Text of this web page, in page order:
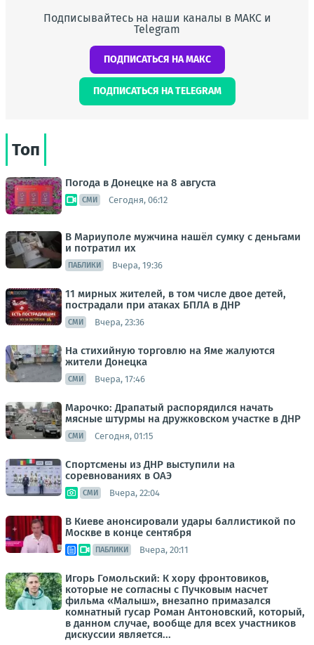
Подписывайтесь на наши каналы в МАКС и
Telegram
ПОДПИСАТЬСЯ НА МАКС
ПОДПИСАТЬСЯ НА TELEGRAM
Топ
Погода в Донецке на 8 августа
СМИ Сегодня, 06:12
В Мариуполе мужчина нашёл сумку с деньгами
и потратил их
ПАБЛИКИ Вчера, 19:36
11 мирных жителей, в том числе двое детей,
пострадали при атаках БПЛА в ДНР
СМИ Вчера, 23:36
На стихийную торговлю на Яме жалуются
жители Донецка
СМИ Вчера, 17:46
Марочко: Драпатый распорядился начать
мясные штурмы на дружковском участке в ДНР
СМИ Сегодня, 01:15
Спортсмены из ДНР выступили на
соревнованиях в ОАЭ
СМИ Вчера, 22:04
В Киеве анонсировали удары баллистикой по
Москве в конце сентября
ПАБЛИКИ Вчера, 20:11
Игорь Гомольский: К хору фронтовиков,
которые не согласны с Пучковым насчет
фильма «Малыш», внезапно примазался
комнатный гусар Роман Антоновский, который,
в данном случае, вообще для всех участников
дискуссии является...